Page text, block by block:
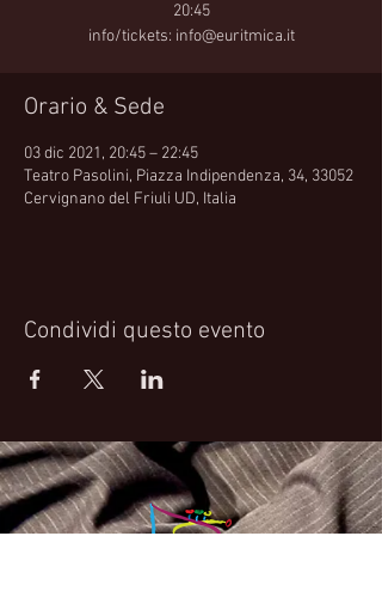
20:45
info/tickets: info@euritmica.it
Orario & Sede
03 dic 2021, 20:45 – 22:45
Teatro Pasolini, Piazza Indipendenza, 34, 33052
Cervignano del Friuli UD, Italia
Condividi questo evento